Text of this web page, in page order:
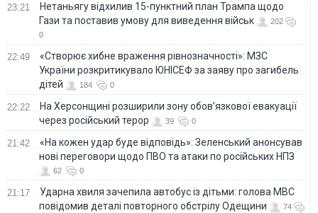
23:21
Нетаньягу відхилив 15-пунктний план Трампа щодо
Гази та поставив умову для виведення військ
202
0
22:49
«Створює хибне враження рівнозначності»: МЗС
України розкритикувало ЮНІСЕФ за заяву про загибель
дітей
184 0
22:22
На Херсонщині розширили зону обов’язкової евакуації
через російський терор
39 0
21:42
«На кожен удар буде відповідь»: Зеленський анонсував
нові переговори щодо ПВО та атаки по російських НПЗ
62 0
21:17
Ударна хвиля зачепила автобус із дітьми: голова МВС
повідомив деталі повторного обстрілу Одещини
74